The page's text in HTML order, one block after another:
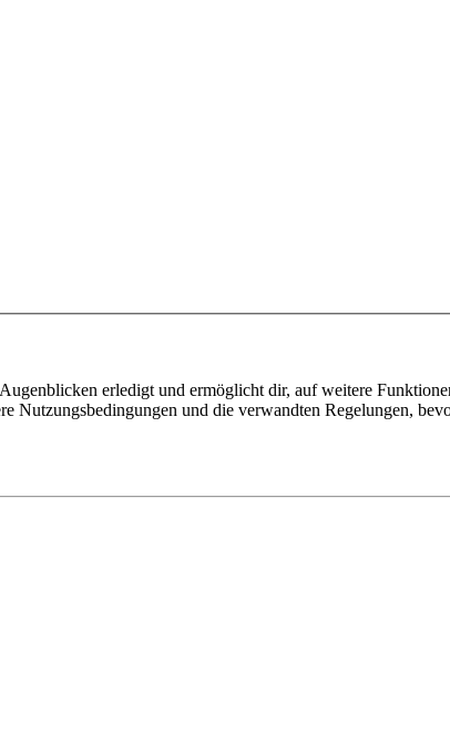
erledigt und ermöglicht dir, auf weitere
Nutzungsbedingungen und die verwandten Regelungen,